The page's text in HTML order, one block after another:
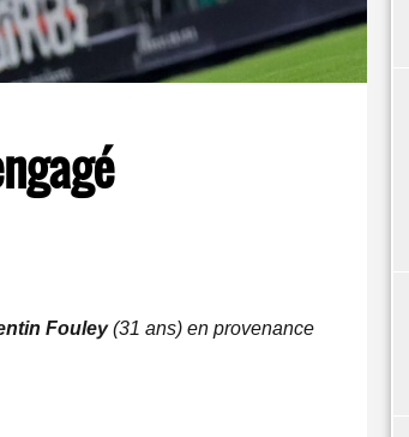
Fouley(31 ans) en provenance